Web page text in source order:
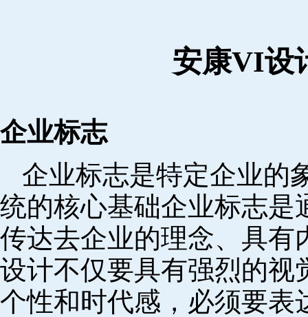
安康VI设
企业标志
企业标志是特定企业的
统的核心基础企业标志是
传达去企业的理念、具有
设计不仅要具有强烈的视
个性和时代感，必须要表